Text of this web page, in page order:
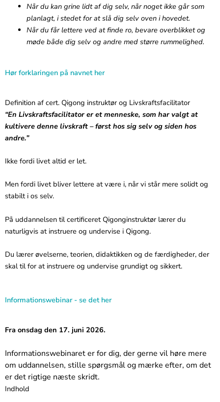
Når du kan grine lidt af dig selv, når noget ikke går som
planlagt, i stedet for at slå dig selv oven i hovedet.
Når du får lettere ved at finde ro, bevare overblikket og
møde både dig selv og andre med større rummelighed.
Hør forklaringen på navnet her
Definition af cert. Qigong instruktør og Livskraftsfacilitator
“En Livskraftsfacilitator er et menneske, som har valgt at
kultivere denne livskraft – først hos sig selv og siden hos
andre.”
Ikke fordi livet altid er let.
Men fordi livet bliver lettere at være i, når vi står mere solidt og
stabilt i os selv.
På uddannelsen til certificeret Qigonginstruktør lærer du
naturligvis at instruere og undervise i Qigong.
Du lærer øvelserne, teorien, didaktikken og de færdigheder, der
skal til for at instruere og undervise grundigt og sikkert.
Informationswebinar - se det her
Fra onsdag den 17. juni 2026.
Informationswebinaret er for dig, der gerne vil høre mere
om uddannelsen, stille spørgsmål og mærke efter, om det
er det rigtige næste skridt.
Indhold